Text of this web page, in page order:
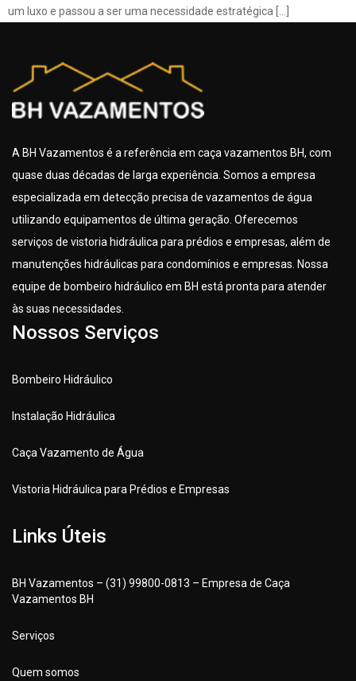
um luxo e passou a ser uma necessidade estratégica […]
A BH Vazamentos é a referência em caça vazamentos BH, com
quase duas décadas de larga experiência. Somos a empresa
especializada em detecção precisa de vazamentos de água
utilizando equipamentos de última geração. Oferecemos
serviços de vistoria hidráulica para prédios e empresas, além de
manutenções hidráulicas para condomínios e empresas. Nossa
equipe de bombeiro hidráulico em BH está pronta para atender
às suas necessidades.
Nossos Serviços
Bombeiro Hidráulico
Instalação Hidráulica
Caça Vazamento de Água
Vistoria Hidráulica para Prédios e Empresas
Links Úteis
BH Vazamentos – (31) 99800-0813 – Empresa de Caça
Vazamentos BH
Serviços
Quem somos